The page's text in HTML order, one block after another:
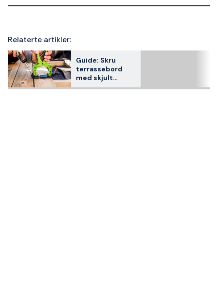
Relaterte artikler:
Guide: Skru
terrassebord
med skjult
terrasseskrue –